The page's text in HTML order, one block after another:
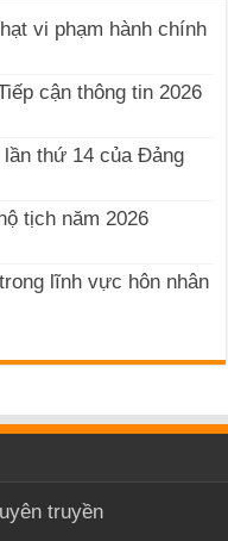
vi phạm hành chính
cận thông tin 2026
thứ 14 của Đảng
tịch năm 2026
lĩnh vực hôn nhân
truyền